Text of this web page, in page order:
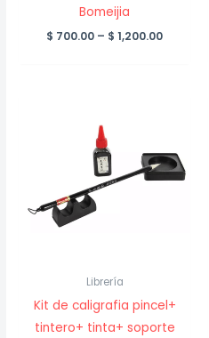
Bomeijia
$ 700.00 – $ 1,200.00Price
Librería
Kit de caligrafia pincel+
tintero+ tinta+ soporte